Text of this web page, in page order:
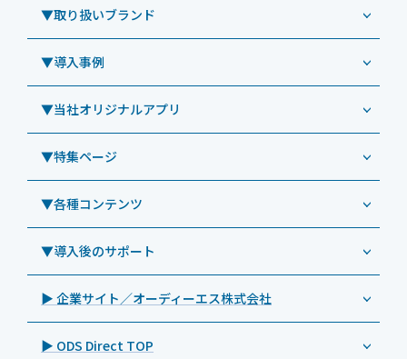
Windowsタブレット TW2A-NF9LTA
Windowsタブレット TW2A-N9LTA
Windowsタブレット TW2A-N9LT
Windowsタブレット TW2A-E9LT
Androidタブレット TA2C-NF8
Androidタブレット TA2C-NF8BL
Androidタブレット TA2C-CS8
Androidタブレット TA2C-CS8BL
Androidタブレット TA2C-DR94G
Androidタブレット TA2C-M8AC
Androidタブレット TA2C-M8
コールセンター
CRMシステム「カイゼンコール」
リペアサービス
教育機関向けiPad修理パック
社内ヘルプデスク代行サービス
教育機関向けiPad管理運用パック
教育機関向けICT支援ソリューション
教育機関向けネットワーク機器導入保守
キッティング
自治体向けDXソリューションサービス
▼取り扱いブランド
ODS（オーディーエス）
LG（エルジー）
ViewSonic（ビューソニック）
PHILIPS（フィリップス）
DynaScan（ダイナスキャン）
SAMSUNG（サムスン）
Goodview（グッドビュー）
Cloudpoint（クラウドポイント）
BenQ（ベンキュー）
Magconn（マグコン）
▼導入事例
導入事例（業務用タブレット、デジタルサイネージほか）
事例：業務用タブレット端末
事例：業務用サイネージ・プロジェクター
事例：業務用オーディオ・その他AV機器
事例：サービス
▼当社オリジナルアプリ
業務効率化アプリ「NFCオプティマイザー」
サポート支援アプリ「ログ送信アプリ」
MDMアプリ「Tablet Control」
▼特集ページ
業務用タブレット
>特長1：USB Type-Aポート
>特長2：microHDMIポート
>特長3：AC常時給電タイプ
>飲食向けタブレット
▼各種コンテンツ
特集記事
製品カタログ
プレスリリース
製品写真
▼導入後のサポート
オーディーエスPCカスタマーセンター
▶ 企業サイト／オーディーエス株式会社
▶ ODS Direct TOP